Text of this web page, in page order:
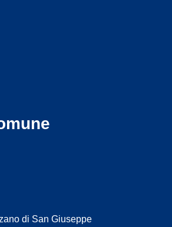
di San Giuseppe